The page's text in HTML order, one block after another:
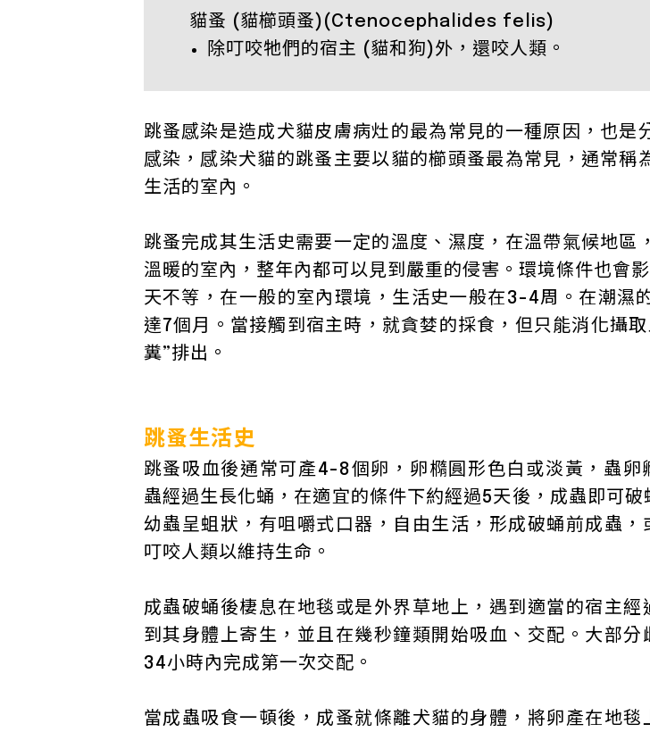
貓蚤 (貓櫛頭蚤)(Ctenocephalides felis)
除叮咬牠們的宿主 (貓和狗)外，還咬人類。
跳蚤感染是造成犬貓皮膚病灶的最為常見的一種原因，也
感染，感染犬貓的跳蚤主要以貓的櫛頭蚤最為常見，通常
生活的室內。
跳蚤完成其生活史需要一定的溫度、濕度，在溫帶氣候地
溫暖的室內，整年內都可以見到嚴重的侵害。環境條件也會
天不等，在一般的室內環境，生活史一般在3-4周。在潮濕
達7個月。當接觸到宿主時，就貪婪的採食，但只能消化攝
糞”排出。
跳蚤生活史
跳蚤吸血後通常可產4-8個卵，卵橢圓形色白或淡黃，蟲卵
蟲經過生長化蛹，在適宜的條件下約經過5天後，成蟲即可破
幼蟲呈蛆狀，有咀嚼式口器，自由生活，形成破蛹前成蟲，
叮咬人類以維持生命。
成蟲破蛹後棲息在地毯或是外界草地上，遇到適當的宿主經
到其身體上寄生，並且在幾秒鐘類開始吸血、交配。大部分
34小時內完成第一次交配。
當成蟲吸食一頓後，成蚤就條離犬貓的身體，將卵產在地毯